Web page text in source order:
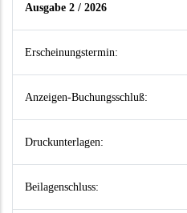
Ausgabe 2 / 2026
Erscheinungstermin:
Anzeigen-Buchungsschluß:
Druckunterlagen:
Beilagenschluss: